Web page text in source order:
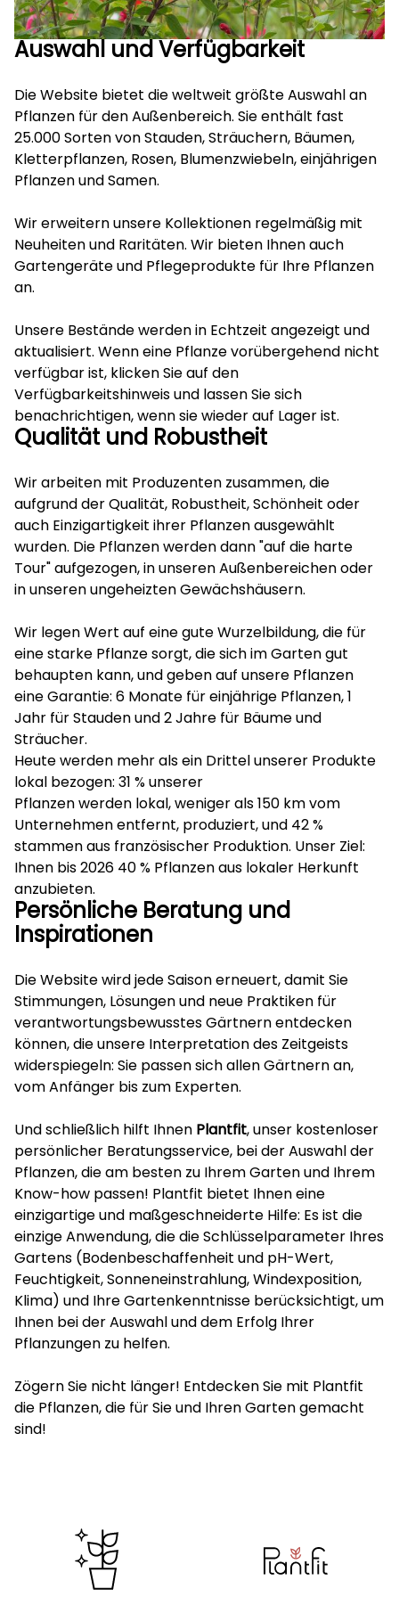
Auswahl und Verfügbarkeit
Die Website bietet die weltweit größte Auswahl an
Pflanzen für den Außenbereich. Sie enthält fast
25.000 Sorten von Stauden, Sträuchern, Bäumen,
Kletterpflanzen, Rosen, Blumenzwiebeln, einjährigen
Pflanzen und Samen.
Wir erweitern unsere Kollektionen regelmäßig mit
Neuheiten und Raritäten. Wir bieten Ihnen auch
Gartengeräte und Pflegeprodukte für Ihre Pflanzen
an.
Unsere Bestände werden in Echtzeit angezeigt und
aktualisiert. Wenn eine Pflanze vorübergehend nicht
verfügbar ist, klicken Sie auf den
Verfügbarkeitshinweis und lassen Sie sich
benachrichtigen, wenn sie wieder auf Lager ist.
Qualität und Robustheit
Wir arbeiten mit Produzenten zusammen, die
aufgrund der Qualität, Robustheit, Schönheit oder
auch Einzigartigkeit ihrer Pflanzen ausgewählt
wurden. Die Pflanzen werden dann "auf die harte
Tour" aufgezogen, in unseren Außenbereichen oder
in unseren ungeheizten Gewächshäusern.
Wir legen Wert auf eine gute Wurzelbildung, die für
eine starke Pflanze sorgt, die sich im Garten gut
behaupten kann, und geben auf unsere Pflanzen
eine Garantie: 6 Monate für einjährige Pflanzen, 1
Jahr für Stauden und 2 Jahre für Bäume und
Sträucher.
Heute werden mehr als ein Drittel unserer Produkte
lokal bezogen: 31 % unserer
Pflanzen werden lokal, weniger als 150 km vom
Unternehmen entfernt, produziert, und 42 %
stammen aus französischer Produktion. Unser Ziel:
Ihnen bis 2026 40 % Pflanzen aus lokaler Herkunft
anzubieten.
Persönliche Beratung und
Inspirationen
Die Website wird jede Saison erneuert, damit Sie
Stimmungen, Lösungen und neue Praktiken für
verantwortungsbewusstes Gärtnern entdecken
können, die unsere Interpretation des Zeitgeists
widerspiegeln: Sie passen sich allen Gärtnern an,
vom Anfänger bis zum Experten.
Und schließlich hilft Ihnen Plantfit, unser kostenloser
persönlicher Beratungsservice, bei der Auswahl der
Pflanzen, die am besten zu Ihrem Garten und Ihrem
Know-how passen! Plantfit bietet Ihnen eine
einzigartige und maßgeschneiderte Hilfe: Es ist die
einzige Anwendung, die die Schlüsselparameter Ihres
Gartens (Bodenbeschaffenheit und pH-Wert,
Feuchtigkeit, Sonneneinstrahlung, Windexposition,
Klima) und Ihre Gartenkenntnisse berücksichtigt, um
Ihnen bei der Auswahl und dem Erfolg Ihrer
Pflanzungen zu helfen.
Zögern Sie nicht länger! Entdecken Sie mit Plantfit
die Pflanzen, die für Sie und Ihren Garten gemacht
sind!